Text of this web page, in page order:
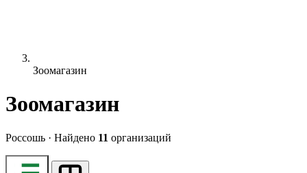
Зоомагазин
Зоомагазин
Россошь · Найдено 11 организаций